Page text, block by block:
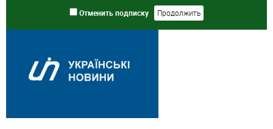
Отменить подписку